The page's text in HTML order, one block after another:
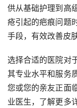
供从基础护理到高
疮引起的疤痕问题
手段，有效改善皮
选择合适的医院对
其专业水平和服务
您或您的亲友正面
业医生，了解更多